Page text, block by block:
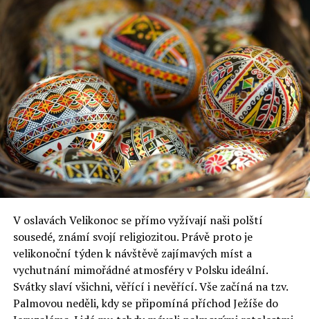
V oslavách Velikonoc se přímo vyžívají naši polští
sousedé, známí svojí religiozitou. Právě proto je
velikonoční týden k návštěvě zajímavých míst a
vychutnání mimořádné atmosféry v Polsku ideální.
Svátky slaví všichni, věřící i nevěřící. Vše začíná na tzv.
Palmovou neděli, kdy se připomíná příchod Ježíše do